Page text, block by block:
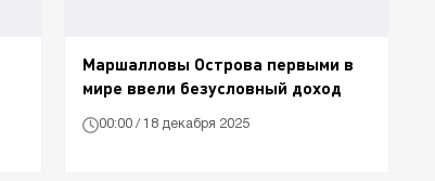
Маршалловы Острова первыми в
мире ввели безусловный доход
00:00 / 18 декабря 2025